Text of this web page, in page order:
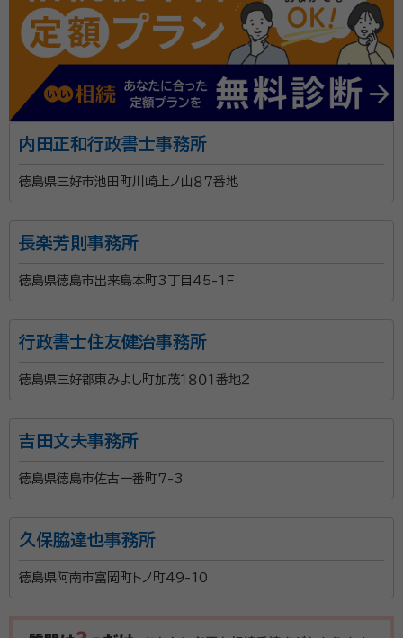
内田正和行政書士事務所
徳島県三好市池田町川崎上ノ山８７番地
長楽芳則事務所
徳島県徳島市出来島本町3丁目45-1Ｆ
行政書士住友健治事務所
徳島県三好郡東みよし町加茂１８０１番地２
吉田文夫事務所
徳島県徳島市佐古一番町7-3
久保脇達也事務所
徳島県阿南市富岡町トノ町49-10